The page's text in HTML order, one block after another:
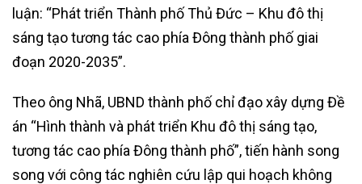
luận: “Phát triển Thành phố Thủ Đức – Khu đô thị
sáng tạo tương tác cao phía Đông thành phố giai
đoạn 2020-2035”.
Theo ông Nhã, UBND thành phố chỉ đạo xây dựng Đề
án “Hình thành và phát triển Khu đô thị sáng tạo,
tương tác cao phía Đông thành phố”, tiến hành song
song với công tác nghiên cứu lập qui hoạch không